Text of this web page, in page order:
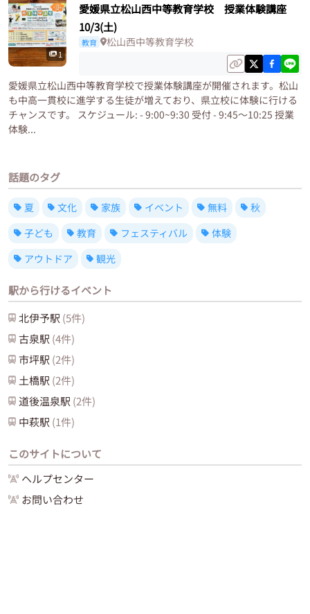
1
愛媛県立松山西中等教育学校 授業体験講座
10/3(土)
教育 松山西中等教育学校
愛媛県立松山西中等教育学校で授業体験講座が開催されます。松山
も中高一貫校に進学する生徒が増えており、県立校に体験に行ける
チャンスです。 スケジュール: - 9:00~9:30 受付 - 9:45～10:25 授業
体験...
話題のタグ
夏 文化 家族 イベント 無料
秋
子ども
教育 フェスティバル
体験
アウトドア
観光
駅から行けるイベント
北伊予駅 (5件)
古泉駅 (4件)
市坪駅 (2件)
土橋駅 (2件)
道後温泉駅 (2件)
中萩駅 (1件)
このサイトについて
ヘルプセンター
お問い合わせ